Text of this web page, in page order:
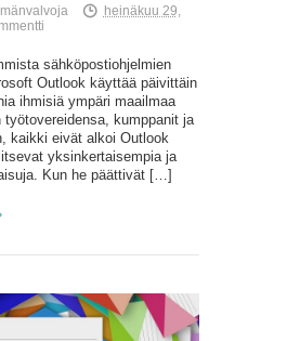
heinäkuu 29,
sähköpostiohjelmien
Outlook käyttää päivittäin
ihmisiä ympäri maailmaa
työtovereidensa, kumppanit ja
kaikki eivät alkoi Outlook
yksinkertaisempia ja
Kun he päättivät […]